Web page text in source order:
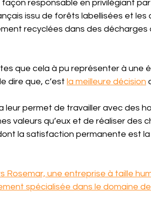
responsable en privilégiant
issu de forêts labellisées et les
recyclées dans des décharges
que cela à pu représenter à une
dire que, c’est la meilleure décision
leur permet de travailler avec des
valeurs qu’eux et de réaliser des
la satisfaction permanente est la
Rosemar, une entreprise à taille
spécialisée dans le domaine